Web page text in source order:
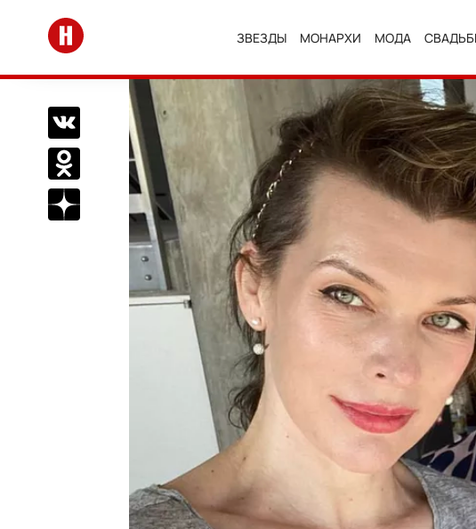
Перейти на главную
ЗВЕЗДЫ МОНАРХИ МОДА
Поделиться Вконтакте
Поделиться в Одноклассниках
Подписаться на нас в Дзен